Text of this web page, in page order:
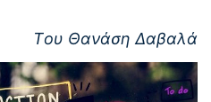
Tου Θανάση Δαβαλά